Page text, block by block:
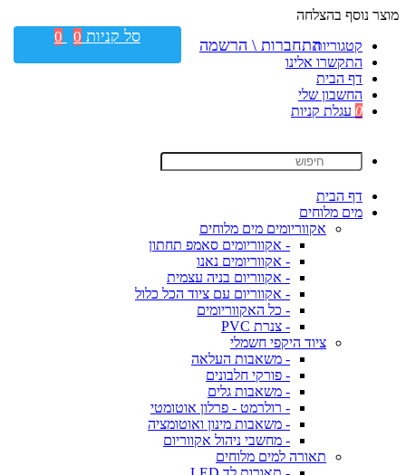
מוצר נוסף בהצלחה
קטגוריות
התקשרו אלינו
דף הבית
החשבון שלי
0 עגלת קניות
דף הבית
מים מלוחים
אקווריומים מים מלוחים
- אקווריומים סאמפ תחתון
- אקווריומים נאנו
- אקווריום בניה עצמית
- אקווריום עם ציוד הכל כלול
- כל האקווריומים
- צנרת PVC
ציוד היקפי חשמלי
- משאבות העלאה
- פורקי חלבונים
- משאבות גלים
- רולרמט - פרלון אוטומטי
- משאבות מינון ואוטומציה
- מחשבי ניהול אקווריום
תאורה למים מלוחים
התחברות \ הרשמה סל קניות 0
0